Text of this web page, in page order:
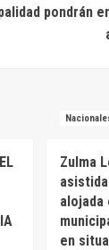
pondrán
Zulma
alojada
en